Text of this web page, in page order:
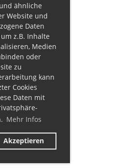
ähnliche
Website und
Daten
z.B. Inhalte
Medien
oder
zu
kann
Cookies
Daten mit
Mehr Infos
Akzeptieren